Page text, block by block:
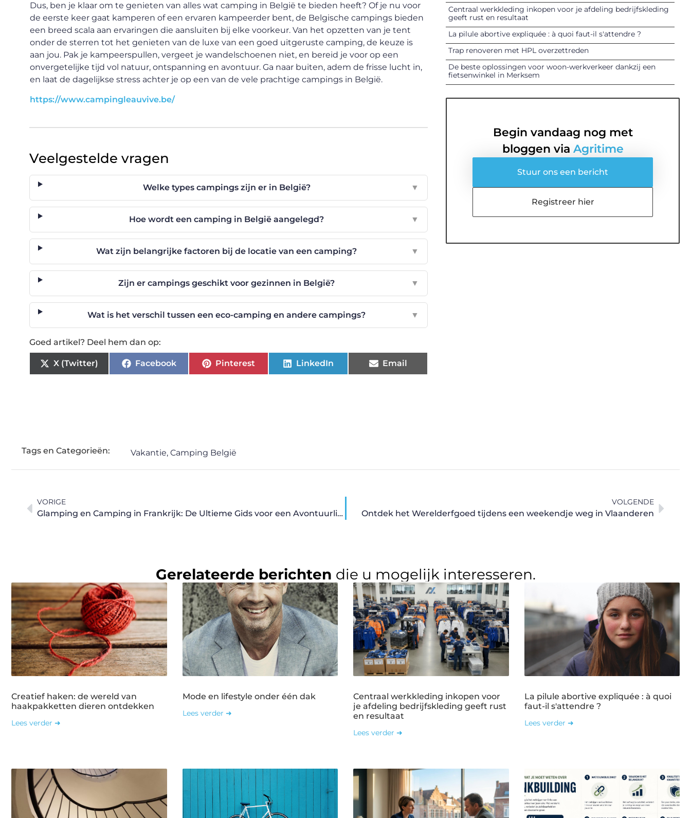
Dus, ben je klaar om te genieten van alles wat camping in België te bieden heeft? Of je nu voor
de eerste keer gaat kamperen of een ervaren kampeerder bent, de Belgische campings bieden
een breed scala aan ervaringen die aansluiten bij elke voorkeur. Van het opzetten van je tent
onder de sterren tot het genieten van de luxe van een goed uitgeruste camping, de keuze is
aan jou. Pak je kampeerspullen, vergeet je wandelschoenen niet, en bereid je voor op een
onvergetelijke tijd vol natuur, ontspanning en avontuur. Ga naar buiten, adem de frisse lucht in,
en laat de dagelijkse stress achter je op een van de vele prachtige campings in België.
https://www.campingleauvive.be/
Veelgestelde vragen
Welke types campings zijn er in België? ▼
Hoe wordt een camping in België aangelegd? ▼
Wat zijn belangrijke factoren bij de locatie van een camping? ▼
Zijn er campings geschikt voor gezinnen in België? ▼
Wat is het verschil tussen een eco-camping en andere campings? ▼
Goed artikel? Deel hem dan op:
X (Twitter) Facebook Pinterest LinkedIn Email
Centraal werkkleding inkopen voor je afdeling bedrijfskleding
geeft rust en resultaat
La pilule abortive expliquée : à quoi faut-il s'attendre ?
Trap renoveren met HPL overzettreden
De beste oplossingen voor woon-werkverkeer dankzij een
fietsenwinkel in Merksem
Begin vandaag nog met
bloggen via Agritime
Stuur ons een bericht
Registreer hier
Tags en Categorieën: Vakantie, Camping België
VORIGE
Glamping en Camping in Frankrijk: De Ultieme Gids voor een Avontuurlijke Vakantie
VOLGENDE
Ontdek het Werelderfgoed tijdens een weekendje weg in Vlaanderen
Gerelateerde berichten die u mogelijk interesseren.
Creatief haken: de wereld van
haakpakketten dieren ontdekken
Lees verder ➜
Mode en lifestyle onder één dak
Lees verder ➜
Centraal werkkleding inkopen voor
je afdeling bedrijfskleding geeft rust
en resultaat
Lees verder ➜
La pilule abortive expliquée : à quoi
faut-il s'attendre ?
Lees verder ➜